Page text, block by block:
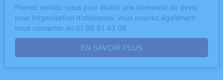
Prenez rendez-vous pour établir une demande de devis
pour l’organisation d’obsèques. Vous pouvez également
nous contacter au 01 86 61 43 08
EN SAVOIR PLUS